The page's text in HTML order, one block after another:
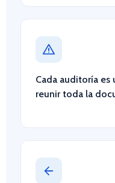
Cada auditoría es
reunir toda la